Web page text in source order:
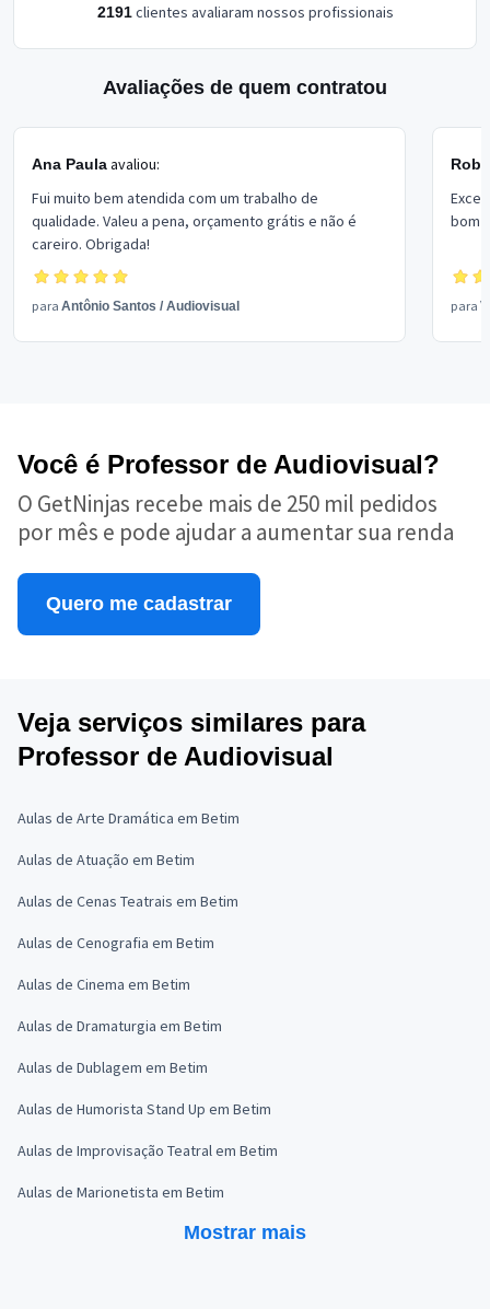
2191clientes avaliaram nossos profissionais
Avaliações de quem contratou
Ana Paulaavaliou:
Fui muito bem atendida com um trabalho de
qualidade. Valeu a pena, orçamento grátis e não é
careiro. Obrigada!
para Antônio Santos / Audiovisual
bom
para
Você é Professor de Audiovisual?
O GetNinjas recebe mais de 250 mil pedidos
por mês e pode ajudar a aumentar sua renda
Quero me cadastrar
Veja serviços similares para
Professor de Audiovisual
Aulas de Arte Dramática em Betim
Aulas de Atuação em Betim
Aulas de Cenas Teatrais em Betim
Aulas de Cenografia em Betim
Aulas de Cinema em Betim
Aulas de Dramaturgia em Betim
Aulas de Dublagem em Betim
Aulas de Humorista Stand Up em Betim
Aulas de Improvisação Teatral em Betim
Aulas de Marionetista em Betim
Mostrar mais